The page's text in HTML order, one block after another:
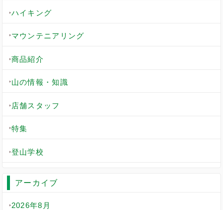
ハイキング
マウンテニアリング
商品紹介
山の情報・知識
店舗スタッフ
特集
登山学校
アーカイブ
2026年8月